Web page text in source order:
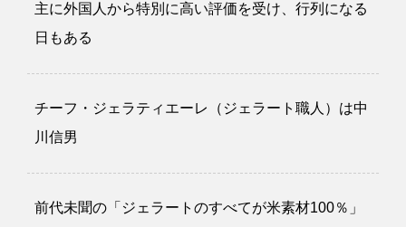
主に外国人から特別に高い評価を受け、行列になる
日もある
チーフ・ジェラティエーレ（ジェラート職人）は中
川信男
前代未聞の「ジェラートのすべてが米素材100％」